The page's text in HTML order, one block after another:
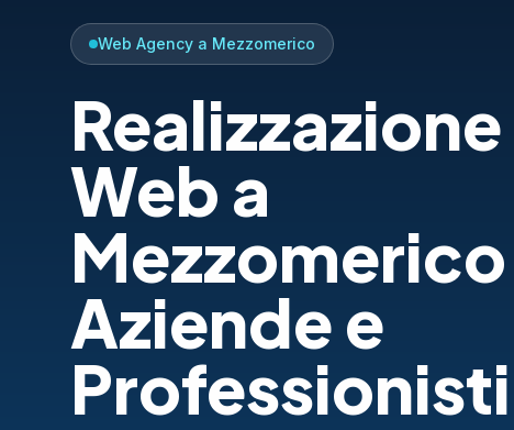
Web Agency a Mezzomerico
Web a
Aziende e
Professionisti